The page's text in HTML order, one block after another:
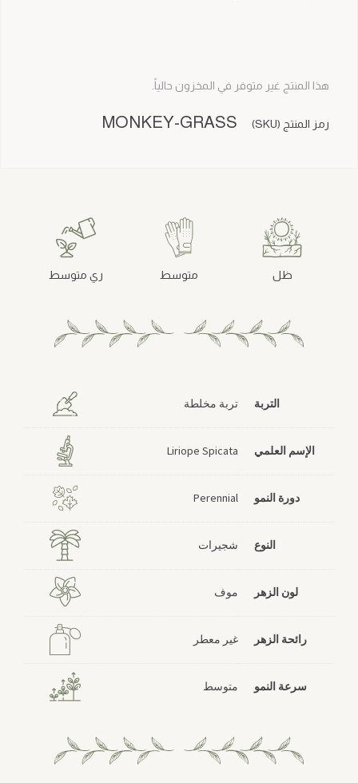
هذا المنتج غير متوفر في المخزون حالياً.
رمز المنتج (SKU) MONKEY-GRASS
ظل متوسط ري متوسط
التربة تربة مخلطة
الإسم العلمي Liriope Spicata
دورة النمو Perennial
النوع شجيرات
لون الزهر موف
رائحة الزهر غير معطر
سرعة النمو متوسط